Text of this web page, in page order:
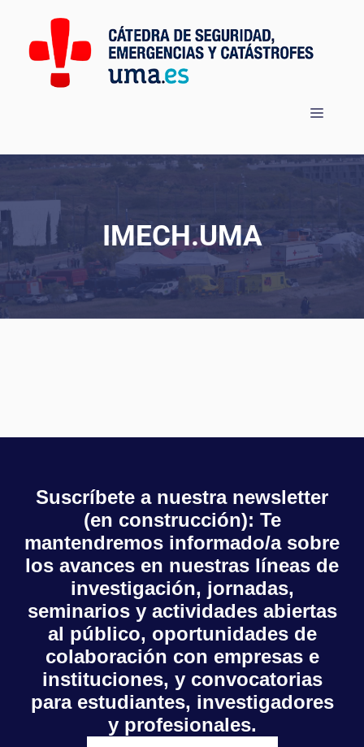
contenido
Menú
IMECH.UMA
Suscríbete a nuestra newsletter
(en construcción): Te
mantendremos informado/a sobre
los avances en nuestras líneas de
investigación, jornadas,
seminarios y actividades abiertas
al público, oportunidades de
colaboración con empresas e
instituciones, y convocatorias
para estudiantes, investigadores
y profesionales.